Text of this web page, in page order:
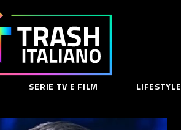
SERIE TV E FILM LIFESTYLE